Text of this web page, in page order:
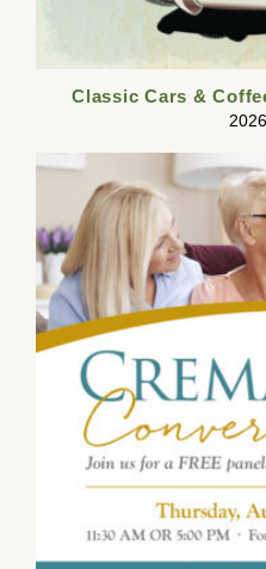
Classic Cars &